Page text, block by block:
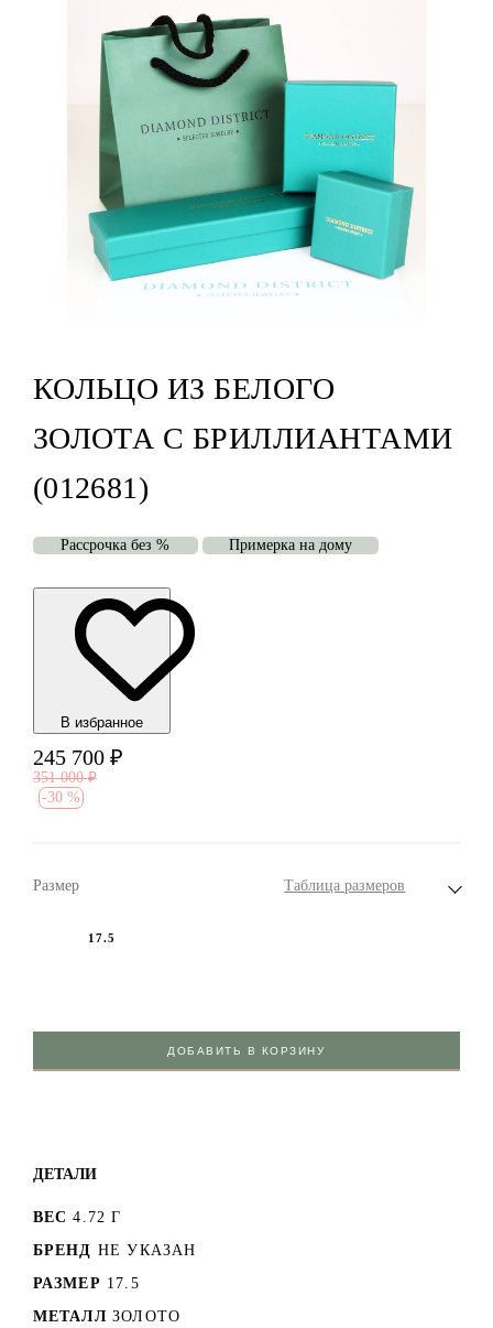
КОЛЬЦО ИЗ БЕЛОГО
ЗОЛОТА С БРИЛЛИАНТАМИ
(012681)
Рассрочка без % Примерка на дому
В избранноe
245 700 ₽
351 000 ₽
-30 %
Размер Таблица размеров
17.5
ДОБАВИТЬ В КОРЗИНУ
ДЕТАЛИ
ВЕС 4.72 Г
БРЕНД НЕ УКАЗАН
РАЗМЕР 17.5
МЕТАЛЛ ЗОЛОТО